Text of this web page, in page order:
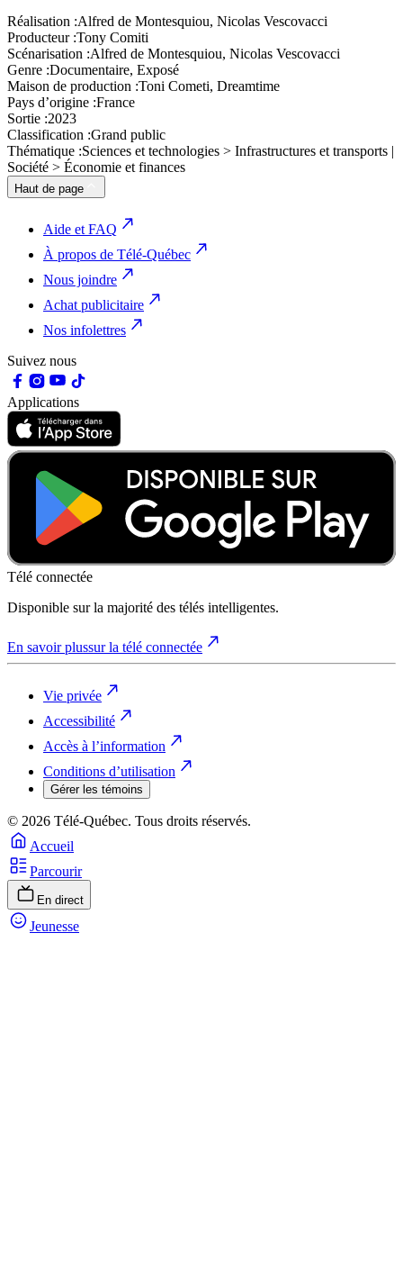
Réalisation :Alfred de Montesquiou, Nicolas Vescovacci
Producteur :Tony Comiti
Scénarisation :Alfred de Montesquiou, Nicolas Vescovacci
Genre :Documentaire, Exposé
Maison de production :Toni Cometi, Dreamtime
Pays d’origine :France
Sortie :2023
Classification :Grand public
Thématique :Sciences et technologies > Infrastructures et transports |
Société > Économie et finances
Haut de page
Aide et FAQ
À propos de Télé-Québec
Nous joindre
Achat publicitaire
Nos infolettres
Suivez nous
Applications
Télé connectée
Disponible sur la majorité des télés intelligentes.
En savoir plussur la télé connectée
Vie privée
Accessibilité
Accès à l’information
Conditions d’utilisation
Gérer les témoins
© 2026 Télé-Québec. Tous droits réservés.
Accueil
Parcourir
En direct
Jeunesse